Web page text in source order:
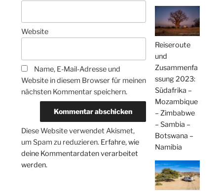
Website
Name, E-Mail-Adresse und
Website in diesem Browser für meinen
nächsten Kommentar speichern.
Diese Website verwendet Akismet,
um Spam zu reduzieren. Erfahre, wie
deine Kommentardaten verarbeitet
werden.
Reiseroute
und
Zusammenfa
ssung 2023:
Südafrika –
Mozambique
– Zimbabwe
– Sambia –
Botswana –
Namibia